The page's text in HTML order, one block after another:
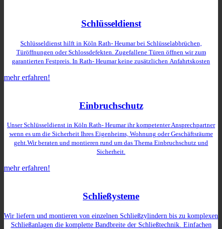
Schlüsseldienst
Schlüsseldienst hilft in Köln Rath- Heumar bei Schlüsselabbrüchen,
Türöffnungen oder Schlossdefekten. Zugefallene Türen öffnen wir zum
garantierten Festpreis. In Rath- Heumar keine zusätzlichen Anfahrtskosten
mehr erfahren!
Einbruchschutz
Unser Schlüsseldienst in Köln Rath- Heumar ihr kompetenter Ansprechpartner
wenn es um die Sicherheit Ihres Eigenheims, Wohnung oder Geschäftsräume
geht.Wir beraten und montieren rund um das Thema Einbruchschutz und
Sicherheit.
mehr erfahren!
Schließysteme
Wir liefern und montieren von einzelnen Schließzylindern bis zu komplexen
Schließanlagen die komplette Bandbreite der Schließtechnik. Einfachen